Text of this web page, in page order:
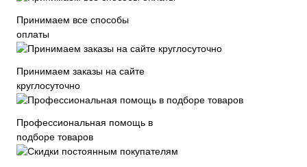
Принимаем все способы
оплаты
Принимаем заказы на сайте
круглосуточно
Профессиональная помощь в
подборе товаров